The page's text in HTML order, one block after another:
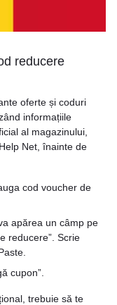
reducere
oferte și coduri
informațiile
al magazinului,
Net, înainte de
cod voucher de
apărea un câmp pe
reducere”. Scrie
cupon”.
trebuie să te